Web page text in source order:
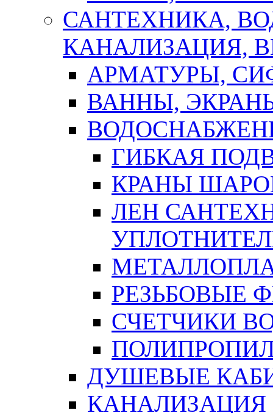
САНТЕХНИКА,
КАНАЛИЗАЦИЯ,
АРМАТУРЫ,
ВАННЫ,
ГИБКАЯ
КРАНЫ
ЛЕН
РЕЗЬБОВЫЕ
СЧЕТЧИКИ
ДУШЕВЫЕ
КАНАЛИЗАЦИЯ